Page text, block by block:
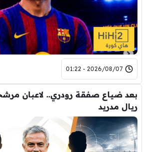
2026/08/07 - 01:22
بعد ضياع صفقة رودري.. لاعبان
ريال مدريد